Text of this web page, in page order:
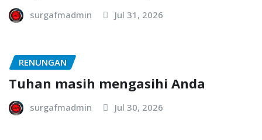
surgafmadmin Jul 31, 2026
RENUNGAN
Tuhan masih mengasihi Anda
surgafmadmin Jul 30, 2026